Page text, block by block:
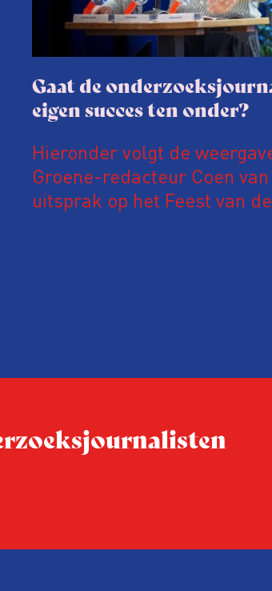
Gaat de
eigen succes ten onder?
Hieronder volgt de
Groene-redacteur Coen
uitsprak op het Feest van de
Hoe moet de journalistiek
steeds onverschilligere